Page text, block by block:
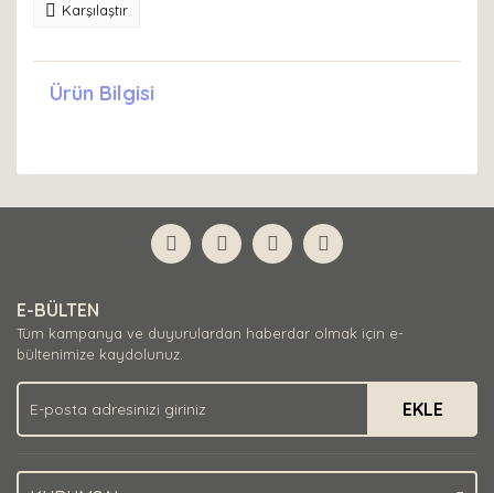
Karşılaştır
Ürün Bilgisi
E-BÜLTEN
Tüm kampanya ve duyurulardan haberdar olmak için e-
bültenimize kaydolunuz.
EKLE